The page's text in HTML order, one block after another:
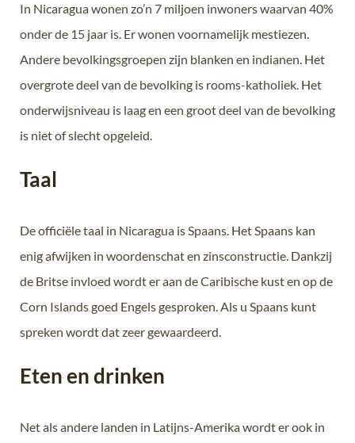
In Nicaragua wonen zo’n 7 miljoen inwoners waarvan 40%
onder de 15 jaar is. Er wonen voornamelijk mestiezen.
Andere bevolkingsgroepen zijn blanken en indianen. Het
overgrote deel van de bevolking is rooms-katholiek. Het
onderwijsniveau is laag en een groot deel van de bevolking
is niet of slecht opgeleid.
Taal
De officiële taal in Nicaragua is Spaans. Het Spaans kan
enig afwijken in woordenschat en zinsconstructie. Dankzij
de Britse invloed wordt er aan de Caribische kust en op de
Corn Islands goed Engels gesproken. Als u Spaans kunt
spreken wordt dat zeer gewaardeerd.
Eten en drinken
Net als andere landen in Latijns-Amerika wordt er ook in